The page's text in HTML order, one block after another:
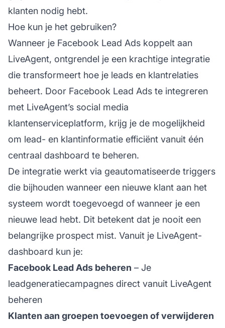
klanten nodig hebt.
Hoe kun je het gebruiken?
Wanneer je Facebook Lead Ads koppelt aan
LiveAgent, ontgrendel je een krachtige integratie
die transformeert hoe je leads en klantrelaties
beheert. Door Facebook Lead Ads te integreren
met LiveAgent’s social media
klantenserviceplatform, krijg je de mogelijkheid
om lead- en klantinformatie efficiënt vanuit één
centraal dashboard te beheren.
De integratie werkt via geautomatiseerde triggers
die bijhouden wanneer een nieuwe klant aan het
systeem wordt toegevoegd of wanneer je een
nieuwe lead hebt. Dit betekent dat je nooit een
belangrijke prospect mist. Vanuit je LiveAgent-
dashboard kun je:
Facebook Lead Ads beheren – Je
leadgeneratiecampagnes direct vanuit LiveAgent
beheren
Klanten aan groepen toevoegen of verwijderen